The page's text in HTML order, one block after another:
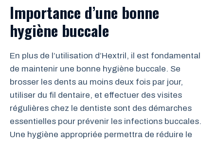
Importance d’une bonne
hygiène buccale
En plus de l’utilisation d’Hextril, il est fondamental
de maintenir une bonne hygiène buccale. Se
brosser les dents au moins deux fois par jour,
utiliser du fil dentaire, et effectuer des visites
régulières chez le dentiste sont des démarches
essentielles pour prévenir les infections buccales.
Une hygiène appropriée permettra de réduire le